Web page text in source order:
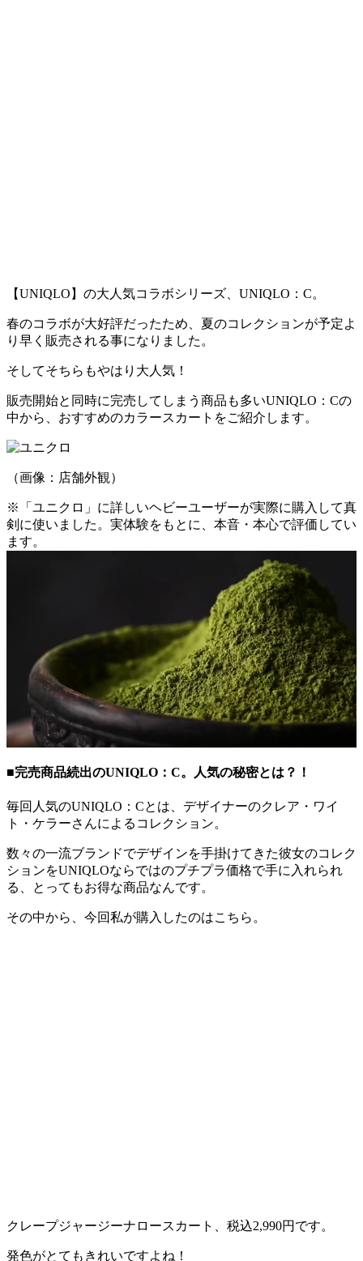
【UNIQLO】の大人気コラボシリーズ、UNIQLO：C。
春のコラボが大好評だったため、夏のコレクションが予定よ
り早く販売される事になりました。
そしてそちらもやはり大人気！
販売開始と同時に完売してしまう商品も多いUNIQLO：Cの
中から、おすすめのカラースカートをご紹介します。
（画像：店舗外観）
※「ユニクロ」に詳しいヘビーユーザーが実際に購入して真
剣に使いました。実体験をもとに、本音・本心で評価してい
ます。
■完売商品続出のUNIQLO：C。人気の秘密とは？！
毎回人気のUNIQLO：Cとは、デザイナーのクレア・ワイ
ト・ケラーさんによるコレクション。
数々の一流ブランドでデザインを手掛けてきた彼女のコレク
ションをUNIQLOならではのプチプラ価格で手に入れられ
る、とってもお得な商品なんです。
その中から、今回私が購入したのはこちら。
クレープジャージーナロースカート、税込2,990円です。
発色がとてもきれいですよね！